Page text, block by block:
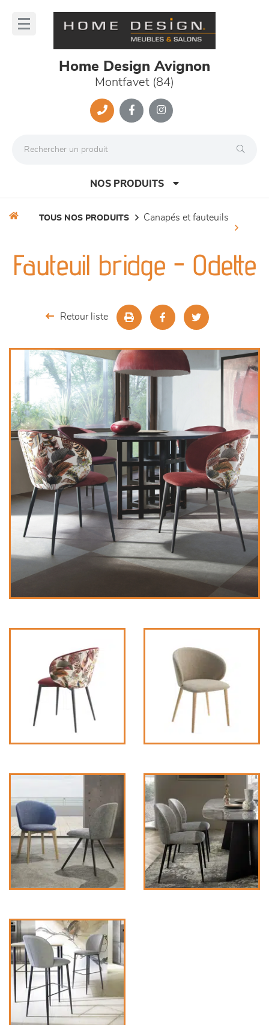
Home Design Avignon
Montfavet (84)
NOS PRODUITS
séjours
meubles de complément
décoration
TOUS NOS PRODUITS canapés et fauteuils
Fauteuil bridge - Odette
Retour liste